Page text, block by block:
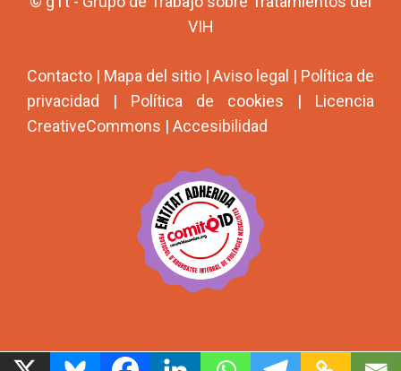
VIH
Contacto | Mapa del sitio | Aviso legal | Política de
privacidad | Política de cookies | Licencia
CreativeCommons | Accesibilidad